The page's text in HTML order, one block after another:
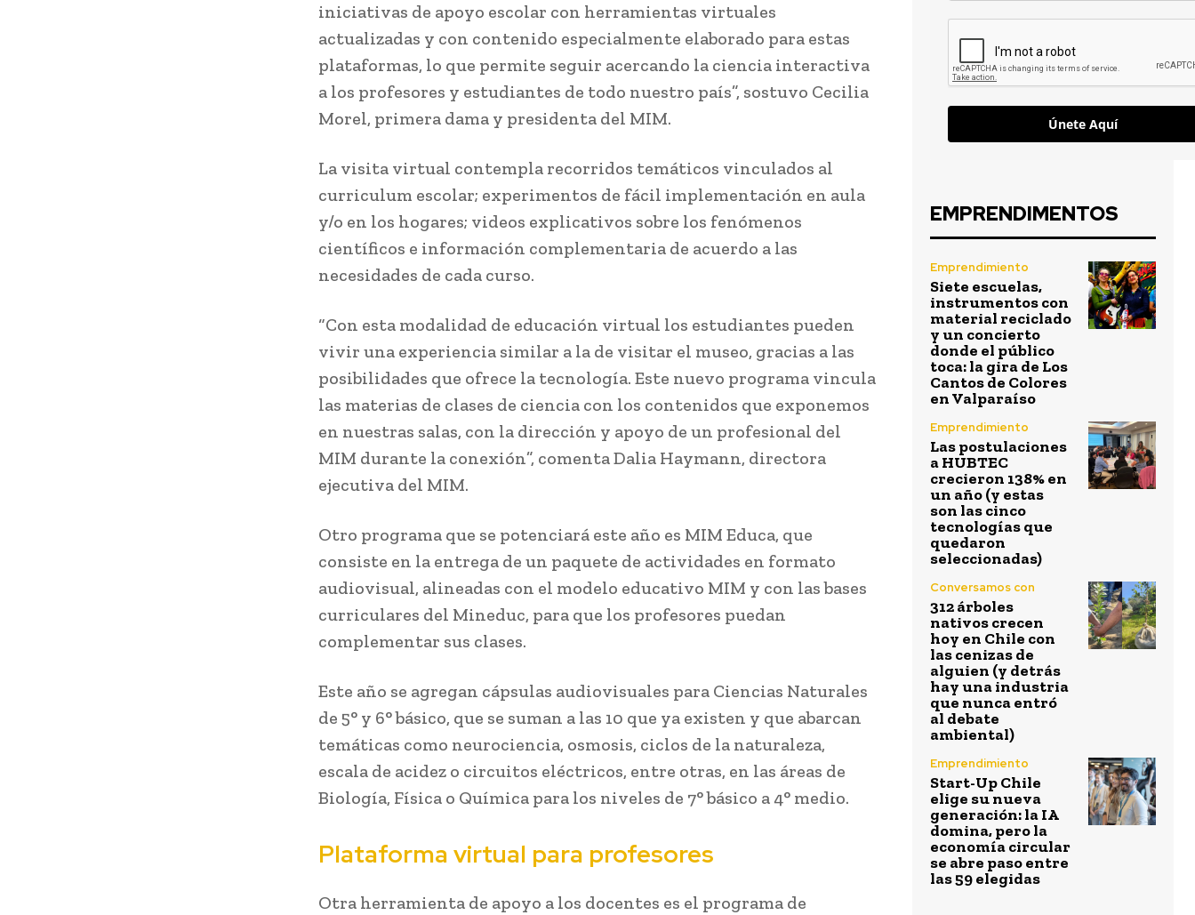
iniciativas de apoyo escolar con herramientas virtuales
actualizadas y con contenido especialmente elaborado para estas
plataformas, lo que permite seguir acercando la ciencia interactiva
a los profesores y estudiantes de todo nuestro país”, sostuvo Cecilia
Morel, primera dama y presidenta del MIM.
La visita virtual contempla recorridos temáticos vinculados al
curriculum escolar; experimentos de fácil implementación en aula
y/o en los hogares; videos explicativos sobre los fenómenos
científicos e información complementaria de acuerdo a las
necesidades de cada curso.
“Con esta modalidad de educación virtual los estudiantes pueden
vivir una experiencia similar a la de visitar el museo, gracias a las
posibilidades que ofrece la tecnología. Este nuevo programa vincula
las materias de clases de ciencia con los contenidos que exponemos
en nuestras salas, con la dirección y apoyo de un profesional del
MIM durante la conexión”, comenta Dalia Haymann, directora
ejecutiva del MIM.
Otro programa que se potenciará este año es MIM Educa, que
consiste en la entrega de un paquete de actividades en formato
audiovisual, alineadas con el modelo educativo MIM y con las bases
curriculares del Mineduc, para que los profesores puedan
complementar sus clases.
Este año se agregan cápsulas audiovisuales para Ciencias Naturales
de 5° y 6° básico, que se suman a las 10 que ya existen y que abarcan
temáticas como neurociencia, osmosis, ciclos de la naturaleza,
escala de acidez o circuitos eléctricos, entre otras, en las áreas de
Biología, Física o Química para los niveles de 7° básico a 4° medio.
Plataforma virtual para profesores
Otra herramienta de apoyo a los docentes es el programa de
Únete Aquí
EMPRENDIMENTOS
Emprendimiento
Siete escuelas,
instrumentos con
material reciclado
y un concierto
donde el público
toca: la gira de Los
Cantos de Colores
en Valparaíso
Emprendimiento
Las postulaciones
a HUBTEC
crecieron 138% en
un año (y estas
son las cinco
tecnologías que
quedaron
seleccionadas)
Conversamos con
312 árboles
nativos crecen
hoy en Chile con
las cenizas de
alguien (y detrás
hay una industria
que nunca entró
al debate
ambiental)
Emprendimiento
Start-Up Chile
elige su nueva
generación: la IA
domina, pero la
economía circular
se abre paso entre
las 59 elegidas